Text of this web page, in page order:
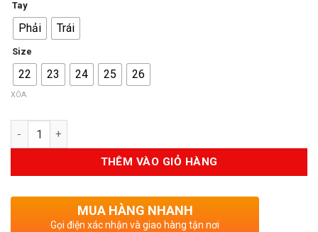
Tay
Phải Trái
Size
22 23 24 25 26
XÓA
Số lượng
THÊM VÀO GIỎ HÀNG
MUA HÀNG NHANH
Gọi điện xác nhận và giao hàng tận nơi